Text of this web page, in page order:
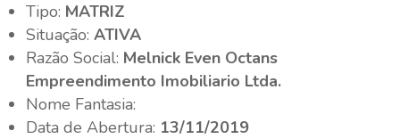
Tipo: MATRIZ
Situação:ATIVA
Razão Social: Melnick Even Octans
Empreendimento Imobiliario Ltda.
Nome Fantasia:
Data de Abertura: 13/11/2019